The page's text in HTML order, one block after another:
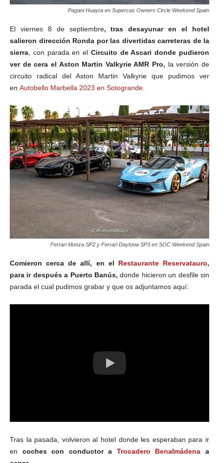
Pagani Huayra en Supercas Owners Circle Weekend Spain
El viernes 8 de septiembre, tras desayunar en el hotel
salieron dirección Ronda por las divertidas carreteras de la
sierra, con parada en el Circuito de Ascari donde pudieron
ver de cera el Aston Martin Valkyrie AMR Pro, la versión de
circuito radical del Aston Martin Valkyrie que pudimos ver
en Autobello Marbella 2023 en Sotogrande.
Ferrari Monza SP2 y Ferrari Daytona SP3 en SOC Weekend Spain
Comieron cerca de allí, en el Restaurante Reservatauro,
para ir después a Puerto Banús, donde hicieron un desfile sin
parada el cual pudimos grabar y que os adjuntamos aquí:
Tras la pasada, volvieron al hotel donde les esperaban para ir
en coches con conductor a Trocadero Benalmádena a